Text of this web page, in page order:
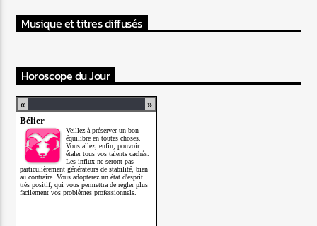
Musique et titres diffusés
Horoscope du Jour